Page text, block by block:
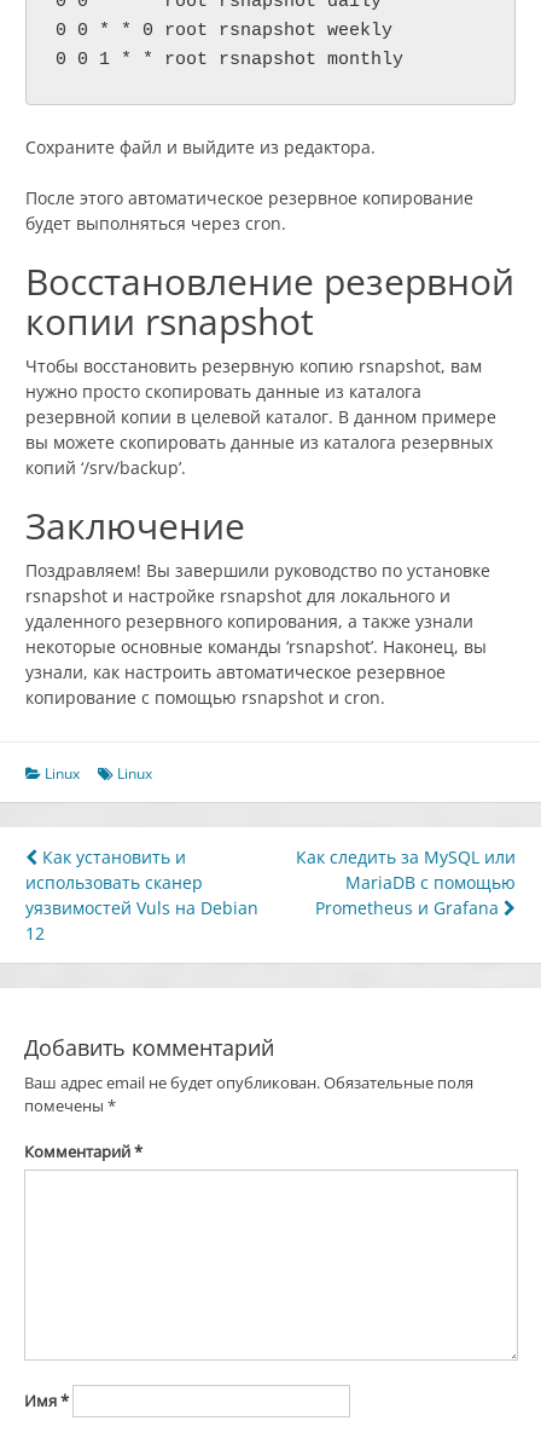
0 0 * * 0 root rsnapshot weekly
0 0 1 * * root rsnapshot monthly
Сохраните файл и выйдите из редактора.
После этого автоматическое резервное копирование
будет выполняться через cron.
Восстановление резервной
копии rsnapshot
Чтобы восстановить резервную копию rsnapshot, вам
нужно просто скопировать данные из каталога
резервной копии в целевой каталог. В данном примере
вы можете скопировать данные из каталога резервных
копий ‘/srv/backup’.
Заключение
Поздравляем! Вы завершили руководство по установке
rsnapshot и настройке rsnapshot для локального и
удаленного резервного копирования, а также узнали
некоторые основные команды ‘rsnapshot’. Наконец, вы
узнали, как настроить автоматическое резервное
копирование с помощью rsnapshot и cron.
Linux Linux
Навигация
по
записям
Как установить и
использовать сканер
уязвимостей Vuls на Debian
12
Как следить за MySQL или
MariaDB с помощью
Prometheus и Grafana
Добавить комментарий
Ваш адрес email не будет опубликован.Обязательные поля
помечены *
Комментарий*
Имя*